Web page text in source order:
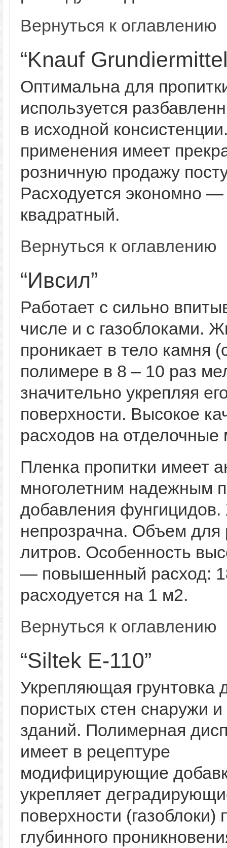
Вернуться к оглавлению
“Knauf
Оптимальна для
используется
в исходной
применения имеет
розничную продажу
Расходуется экономно —
квадратный.
Вернуться к оглавлению
“Ивсил”
Работает с сильно
числе и с газоблоками.
проникает в тело камня
полимере в 8 – 10 раз
значительно укрепляя
поверхности. Высокое
расходов на
Пленка пропитки имеет
многолетним надежным
добавления
непрозрачна. Объем
литров. Особенность
— повышенный расход:
расходуется на 1 м2.
Вернуться к оглавлению
“Siltek E-110”
Укрепляющая грунтовка
пористых стен снаружи и
зданий. Полимерная
имеет в рецептуре
модифицирующие
укрепляет
поверхности (газоблоки)
глубинного